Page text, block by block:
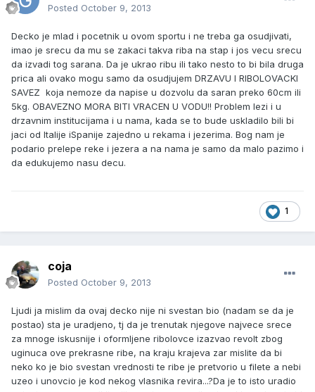
Posted October 9, 2013
Decko je mlad i pocetnik u ovom sportu i ne treba ga osudjivati,
imao je srecu da mu se zakaci takva riba na stap i jos vecu srecu
da izvadi tog sarana. Da je ukrao ribu ili tako nesto to bi bila druga
prica ali ovako mogu samo da osudjujem DRZAVU I RIBOLOVACKI
SAVEZ koja nemoze da napise u dozvolu da saran preko 60cm ili
5kg. OBAVEZNO MORA BITI VRACEN U VODU!! Problem lezi i u
drzavnim institucijama i u nama, kada se to bude uskladilo bili bi
jaci od Italije iSpanije zajedno u rekama i jezerima. Bog nam je
podario prelepe reke i jezera a na nama je samo da malo pazimo i
da edukujemo nasu decu.
1
coja
Posted October 9, 2013
Ljudi ja mislim da ovaj decko nije ni svestan bio (nadam se da je
postao) sta je uradjeno, tj da je trenutak njegove najvece srece
za mnoge iskusnije i oformljene ribolovce izazvao revolt zbog
uginuca ove prekrasne ribe, na kraju krajeva zar mislite da bi
neko ko je bio svestan vrednosti te ribe je pretvorio u filete a nebi
uzeo i unovcio je kod nekog vlasnika revira...?Da je to isto uradio